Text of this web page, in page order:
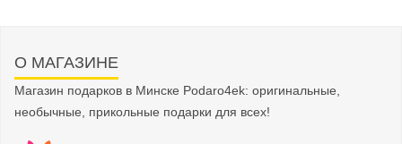
О МАГАЗИНЕ
Магазин подарков в Минске Podaro4ek: оригинальные,
необычные, прикольные подарки для всех!